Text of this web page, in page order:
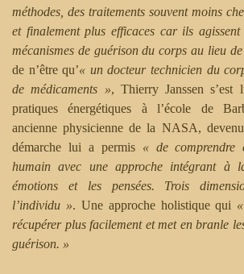
méthodes, des traitements souvent moins
et finalement plus efficaces car ils
mécanismes de guérison du corps au lieu
de n’être qu’« un docteur technicien du
de médicaments », Thierry Janssen s’est
pratiques énergétiques à l’école de
ancienne physicienne de la NASA,
démarche lui a permis « de comprendre
humain avec une approche intégrant à
émotions et les pensées. Trois
l’individu ». Une approche holistique qui
récupérer plus facilement et met en branle
guérison. »